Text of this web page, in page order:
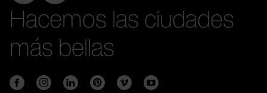
Hacemos las ciudades
más bellas